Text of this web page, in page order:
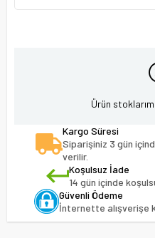
Ürün
Kargo Süresi
Siparişiniz 3 gün
verilir.
Koşulsuz İade
14 gün içinde
Güvenli Ödeme
İnternette alışverişe